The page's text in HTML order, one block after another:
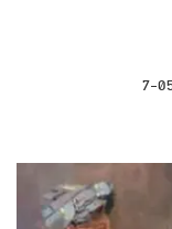
7-